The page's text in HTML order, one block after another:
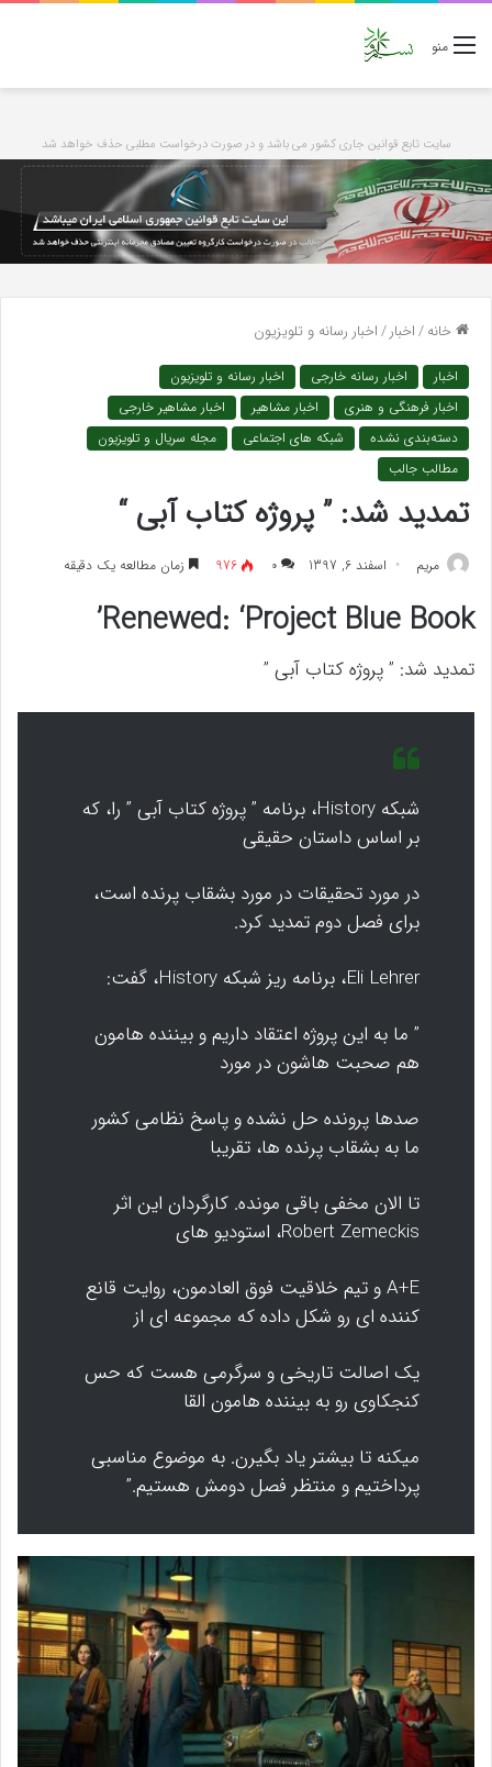
منو
سایت تابع قوانین جاری کشور می باشد و در صورت درخواست مطلبی حذف خواهد شد
خانه/اخبار/اخبار رسانه و تلویزیون
اخبار اخبار رسانه خارجی
اخبار رسانه و تلویزیون
اخبار فرهنگی و هنری
اخبار مشاهیر
اخبار مشاهیر خارجی
دسته‌بندی نشده
شبکه های اجتماعی
مجله سریال و تلویزیون
مطالب جالب
تمدید شد: ” پروژه کتاب آبی “
مريم اسفند 6, 1397 ۰ 976 زمان مطالعه یک دقیقه
Renewed: ‘Project Blue Book’
تمدید شد: ” پروژه کتاب آبی ”
شبکه History، برنامه ” پروژه کتاب آبی ” را، که
بر اساس داستان حقیقی
در مورد تحقیقات در مورد بشقاب پرنده است،
برای فصل دوم تمدید کرد.
Eli Lehrer، برنامه ریز شبکه History، گفت:
” ما به این پروژه اعتقاد داریم و بیننده هامون
هم صحبت هاشون در مورد
صدها پرونده حل نشده و پاسخ نظامی کشور
ما به بشقاب پرنده ها، تقریبا
تا الان مخفی باقی مونده. کارگردان این اثر
Robert Zemeckis، استودیو های
A+E و تیم خلاقیت فوق العادمون، روایت قانع
کننده ای رو شکل داده که مجموعه ای از
یک اصالت تاریخی و سرگرمی هست که حس
کنجکاوی رو به بیننده هامون القا
میکنه تا بیشتر یاد بگیرن. به موضوع مناسبی
پرداختیم و منتظر فصل دومش هستیم.”